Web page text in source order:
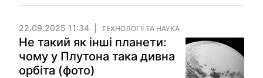
22.09.2025 11:34 ТЕХНОЛОГІЇ ТА НАУКА
Не такий як інші планети:
чому у Плутона така дивна
орбіта (фото)